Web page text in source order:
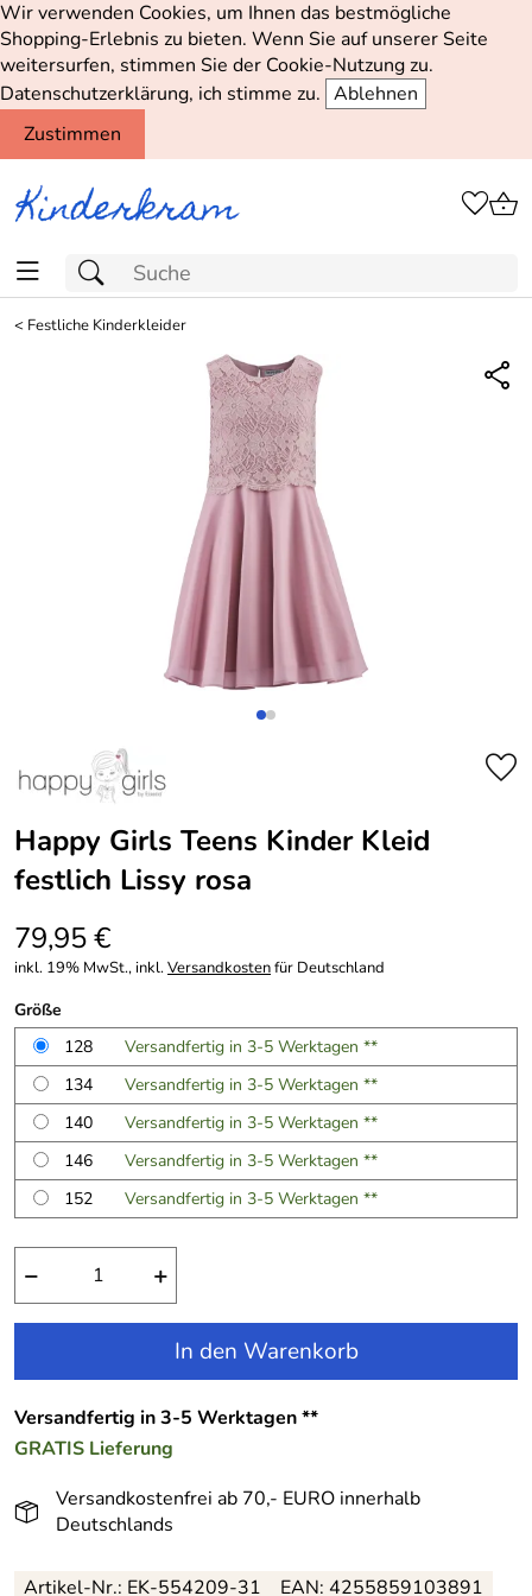
Wir verwenden Cookies, um Ihnen das bestmögliche
Shopping-Erlebnis zu bieten. Wenn Sie auf unserer Seite
weitersurfen, stimmen Sie der Cookie-Nutzung zu.
Datenschutzerklärung, ich stimme zu. Ablehnen
Zustimmen
< Festliche Kinderkleider
Happy Girls Teens Kinder Kleid
festlich Lissy rosa
79,95 €
inkl. 19% MwSt., inkl.Versandkostenfür Deutschland
Größe
128
Versandfertig in 3-5 Werktagen **
134
Versandfertig in 3-5 Werktagen **
140
Versandfertig in 3-5 Werktagen **
146
Versandfertig in 3-5 Werktagen **
152
Versandfertig in 3-5 Werktagen **
− +
In den Warenkorb
Versandfertig in 3-5 Werktagen **
GRATIS Lieferung
Versandkostenfrei ab 70,- EURO innerhalb
Deutschlands
Artikel-Nr.: EK-554209-31 EAN: 4255859103891